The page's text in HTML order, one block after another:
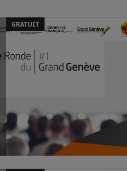
GRATUIT